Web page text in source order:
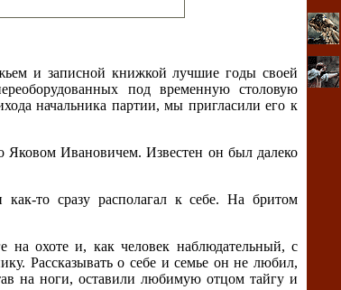
и записной книжкой лучшие годы своей
под временную столовую
начальника партии, мы пригласили его к
Яковом Ивановичем. Известен он был далеко
то сразу располагал к себе. На бритом
охоте и, как человек наблюдательный, с
Рассказывать о себе и семье он не любил,
на ноги, оставили любимую отцом тайгу и